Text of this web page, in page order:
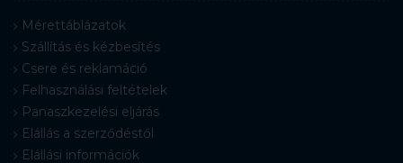
Mérettáblázatok
Szállítás és kézbesítés
Csere és reklamáció
Felhasználási feltételek
Panaszkezelési eljárás
Elállás a szerződéstől
Elállási információk